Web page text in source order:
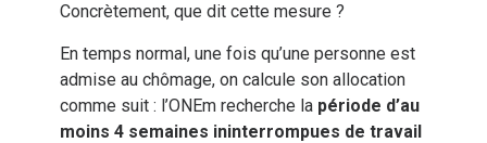
Concrètement, que dit cette mesure ?
En temps normal, une fois qu’une personne est
admise au chômage, on calcule son allocation
comme suit : l’ONEm recherche la période d’au
moins 4 semaines ininterrompues de travail